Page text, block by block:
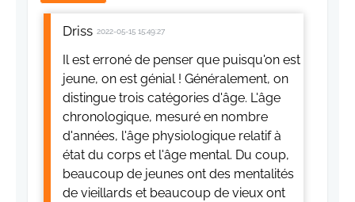
Driss 2022-05-15 15:49:27
Il est erroné de penser que puisqu'on est
jeune, on est génial ! Généralement, on
distingue trois catégories d'âge. L'âge
chronologique, mesuré en nombre
d'années, l'âge physiologique relatif à
état du corps et l'âge mental. Du coup,
beaucoup de jeunes ont des mentalités
de vieillards et beaucoup de vieux ont